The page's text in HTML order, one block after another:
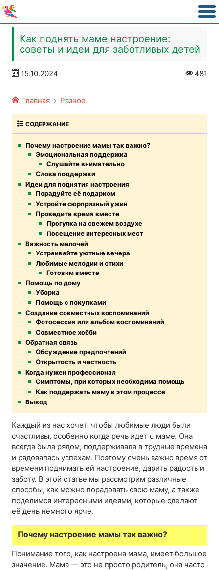
Как поднять маме настроение:
советы и идеи для заботливых детей
15.10.2024 481
Главная Разное
СОДЕРЖАНИЕ
Почему настроение мамы так важно?
Эмоциональная поддержка
Слушайте внимательно
Слова поддержки
Идеи для поднятия настроения
Порадуйте её подарком
Устройте сюрпризный ужин
Проведите время вместе
Прогулка на свежем воздухе
Посещение интересных мест
Важность мелочей
Устраивайте уютные вечера
Любимые мелодии и стихи
Готовим вместе
Помощь по дому
Уборка
Помощь с покупками
Создание совместных воспоминаний
Фотосессия или альбом воспоминаний
Совместное хобби
Обратная связь
Обсуждение предпочтений
Открытость и честность
Когда нужен профессионал
Симптомы, при которых необходима помощь
Как поддержать маму в этом процессе
Вывод
Каждый из нас хочет, чтобы любимые люди были
счастливы, особенно когда речь идет о маме. Она
всегда была рядом, поддерживала в трудные времена
и радовалась успехам. Поэтому очень важно время от
времени поднимать ей настроение, дарить радость и
заботу. В этой статье мы рассмотрим различные
способы, как можно порадовать свою маму, а также
поделимся интересными идеями, которые сделают
её день немного ярче.
Почему настроение мамы так важно?
Понимание того, как настроена мама, имеет большое
значение. Мама — это не просто родитель, она часто